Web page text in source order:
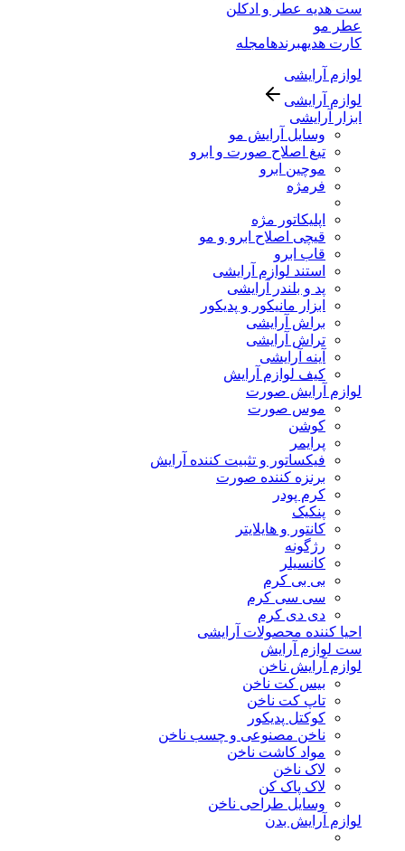
ست هدیه عطر و ادکلن
عطر مو
کارت هدیهبرندهامجله
لوازم آرایشی
لوازم آرایشی
ابزار آرایشی
وسایل آرایش مو
تیغ اصلاح صورت و ابرو
موچین ابرو
فرمژه
اپلیکاتور مژه
قیچی اصلاح ابرو و مو
قاب ابرو
استند لوازم آرایشی
پد و بلندر آرایشی
ابزار مانیکور و پدیکور
براش آرایشی
تراش آرایشی
آینه آرایشی
کیف لوازم آرایش
لوازم آرایش صورت
موس صورت
کوشن
پرایمر
فیکساتور و تثبیت کننده آرایش
برنزه کننده صورت
کرم پودر
پنکیک
کانتور و هایلایتر
رژگونه
کانسیلر
بی بی کرم
سی سی کرم
دی دی کرم
احیا کننده محصولات آرایشی
ست لوازم آرایش
لوازم آرایش ناخن
بیس کت ناخن
تاپ کت ناخن
کوکتل پدیکور
ناخن مصنوعی و چسب ناخن
مواد کاشت ناخن
لاک ناخن
لاک پاک کن
وسایل طراحی ناخن
لوازم آرایش بدن